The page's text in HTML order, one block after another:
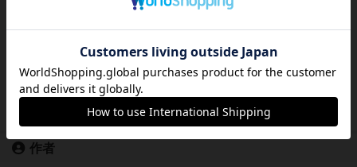
作者